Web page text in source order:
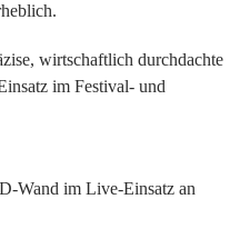
wirtschaftlich durchdachte
im Festival- und
Wand im Live-Einsatz an